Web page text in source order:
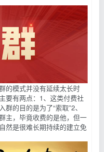
的模式并没有延续太长时
要有两点：1、这类付费社
的目的是为了“索取”2、
主，毕竟收费的是他，但一
然是很难长期持续的建立免